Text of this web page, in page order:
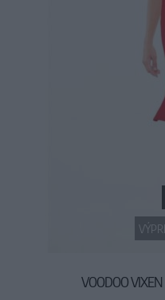
VOODOO VIXEN